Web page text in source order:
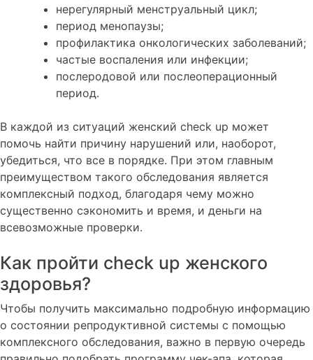
нерегулярный менструальный цикл;
период менопаузы;
профилактика онкологических заболеваний;
частые воспаления или инфекции;
послеродовой или послеоперационный
период.
В каждой из ситуаций женский check up может
помочь найти причину нарушений или, наоборот,
убедиться, что все в порядке. При этом главным
преимуществом такого обследования является
комплексный подход, благодаря чему можно
существенно сэкономить и время, и деньги на
всевозможные проверки.
Как пройти check up женского
здоровья?
Чтобы получить максимально подробную информацию
о состоянии репродуктивной системы с помощью
комплексного обследования, важно в первую очередь